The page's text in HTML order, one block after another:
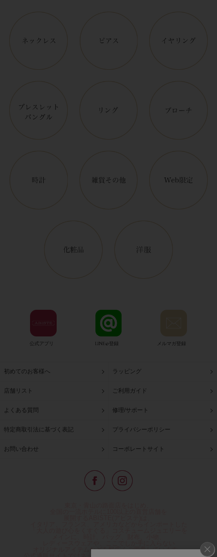
公式アプリ LINE@登録 メルマガ登録
初めてのお客様へ ラッピング
店舗リスト ご利用ガイド
よくある質問 修理/サポート
特定商取引法に基づく表記 プライバシーポリシー
お問い合わせ コーポレートサイト
オリジナルアイテムなどを幅広くご用意しています。